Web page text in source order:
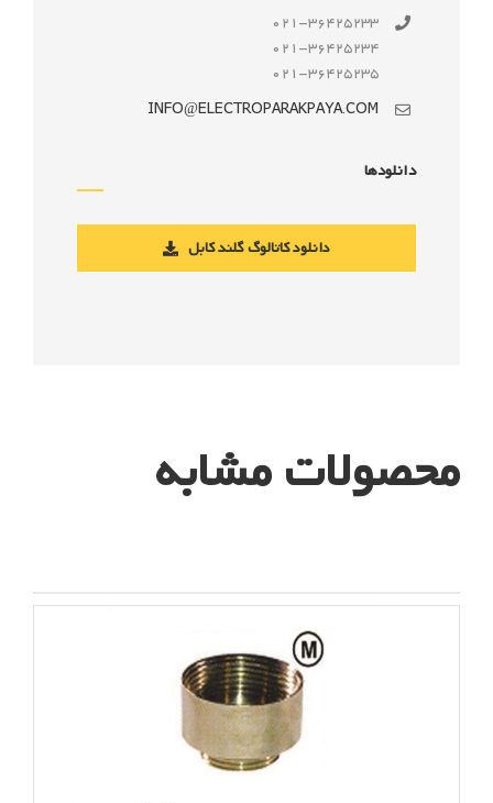
021-36425233
021-36425234
021-36425235
INFO@ELECTROPARAKPAYA.COM
دانلودها
دانلود کاتالوگ گلند کابل
محصولات مشابه